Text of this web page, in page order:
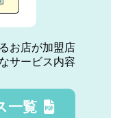
お店が加盟店
サービス内容
一覧